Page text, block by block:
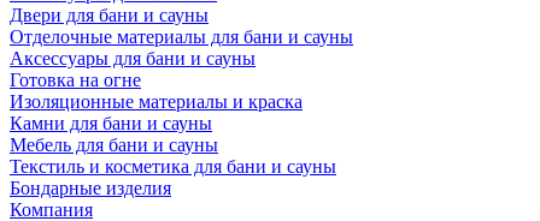
Двери для бани и сауны
Отделочные материалы для бани и сауны
Аксессуары для бани и сауны
Готовка на огне
Изоляционные материалы и краска
Камни для бани и сауны
Мебель для бани и сауны
Текстиль и косметика для бани и сауны
Бондарные изделия
Компания